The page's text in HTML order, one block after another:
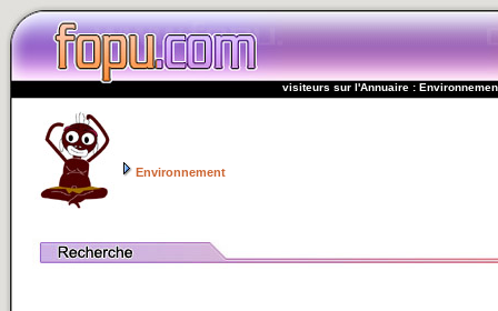
visiteurs sur l'Annuaire :
Environnement